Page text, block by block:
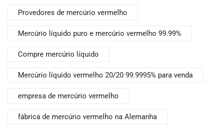
Provedores de mercúrio vermelho
Mercúrio líquido puro e mercúrio vermelho 99.99%
Compre mercúrio líquido
Mercúrio líquido vermelho 20/20 99.9995% para venda
empresa de mercúrio vermelho
fábrica de mercúrio vermelho na Alemanha